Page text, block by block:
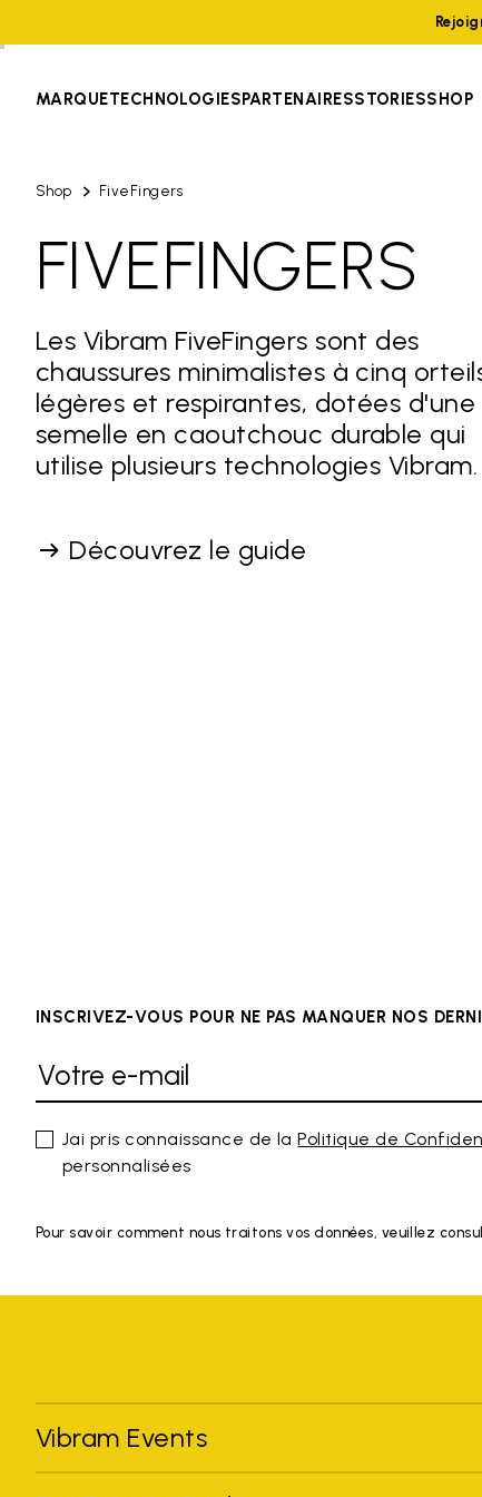
MARQUETECHNOLOGIESPARTENAIRESSTORIESSHOP
Shop FiveFingers
FIVEFINGERS
Les Vibram FiveFingers sont des
chaussures minimalistes à cinq
légères et respirantes, dotées d'une
semelle en caoutchouc durable qui
utilise plusieurs technologies Vibram.
Découvrez le guide
INSCRIVEZ-VOUS POUR NE PAS MANQUER NOS
Jai pris connaissance de laPolitique de
personnalisées
Pour savoir comment nous traitons vos données, veuillez
Vibram Events